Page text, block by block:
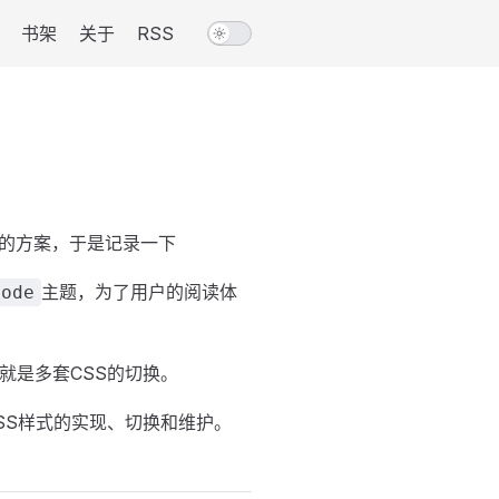
书架 关于 RSS
方案，于是记录一下
主题，为了用户的阅读体
是多套CSS的切换。
样式的实现、切换和维护。